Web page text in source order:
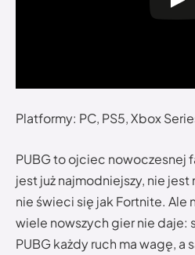
Platformy: PC, PS5, Xbox
PUBG to ojciec nowoczesnej
jest już najmodniejszy, nie
nie świeci się jak Fortnite. Ale
wiele nowszych gier nie daje:
PUBG każdy ruch ma wagę, a